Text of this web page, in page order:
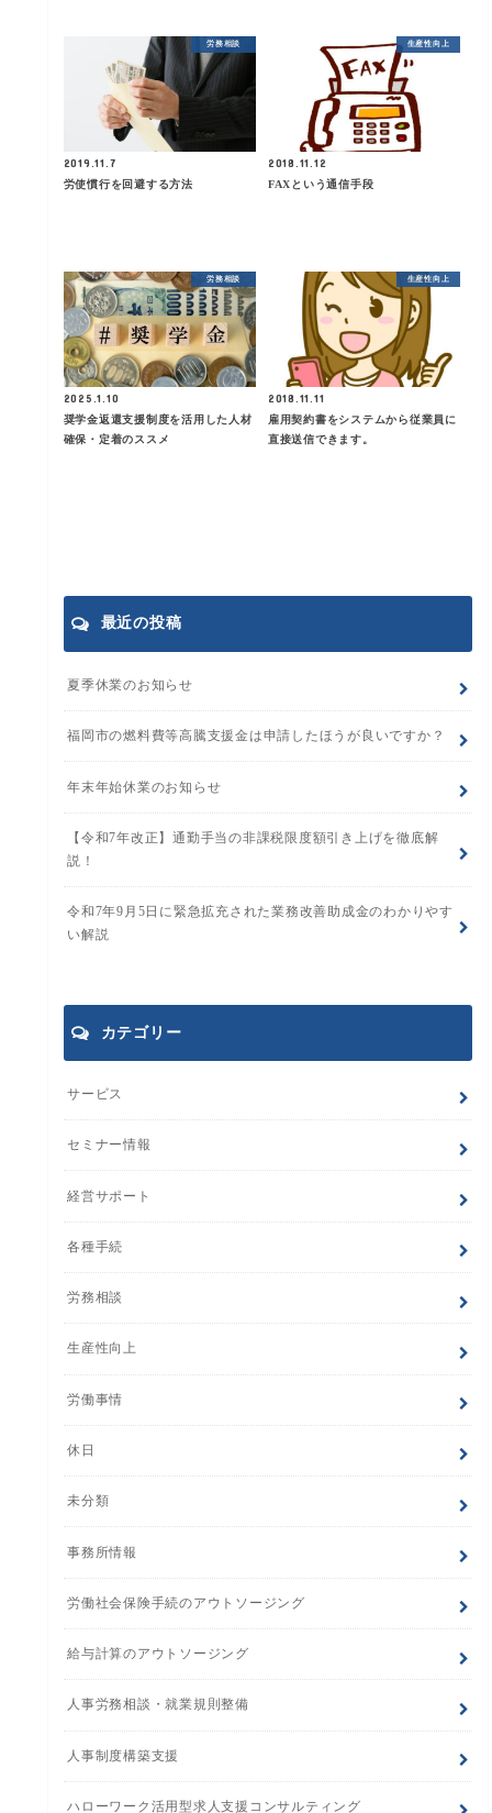
労務相談
2019.11.7
労使慣行を回避する方法
生産性向上
2018.11.12
FAXという通信手段
労務相談
2025.1.10
奨学金返還支援制度を活用した人材
確保・定着のススメ
生産性向上
2018.11.11
雇用契約書をシステムから従業員に
直接送信できます。
最近の投稿
夏季休業のお知らせ
福岡市の燃料費等高騰支援金は申請したほうが良いですか？
年末年始休業のお知らせ
【令和7年改正】通勤手当の非課税限度額引き上げを徹底解
説！
令和7年9月5日に緊急拡充された業務改善助成金のわかりやす
い解説
カテゴリー
サービス
セミナー情報
経営サポート
各種手続
労務相談
生産性向上
労働事情
休日
未分類
事務所情報
労働社会保険手続のアウトソージング
給与計算のアウトソージング
人事労務相談・就業規則整備
人事制度構築支援
ハローワーク活用型求人支援コンサルティング